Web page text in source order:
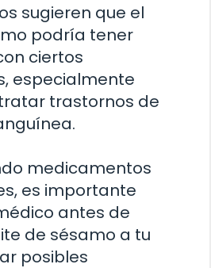
sugieren que el
podría tener
ciertos
especialmente
trastornos de
medicamentos
es importante
antes de
de sésamo a tu
posibles